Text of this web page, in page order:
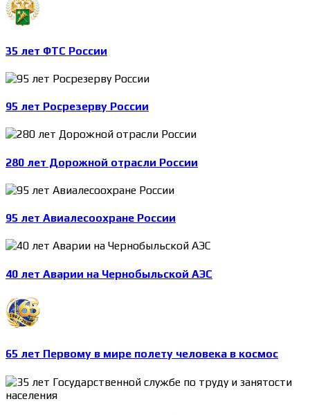
35 лет ФТС России
95 лет Росрезерву России
280 лет Дорожной отрасли России
95 лет Авиалесоохране России
40 лет Аварии на Чернобыльской АЭС
65 лет Первому в мире полету человека в космос